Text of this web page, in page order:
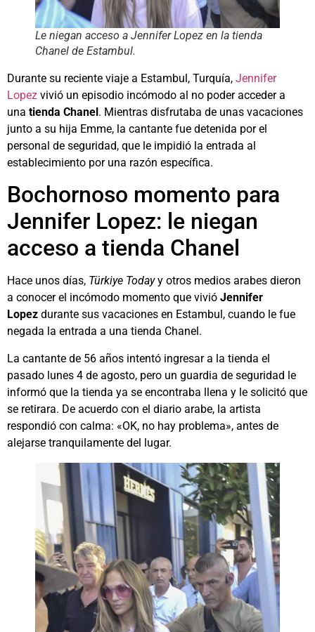
Le niegan acceso a Jennifer Lopez en la tienda
Chanel de Estambul.
Durante su reciente viaje a Estambul, Turquía, Jennifer
Lopez vivió un episodio incómodo al no poder acceder a
una tienda Chanel. Mientras disfrutaba de unas vacaciones
junto a su hija Emme, la cantante fue detenida por el
personal de seguridad, que le impidió la entrada al
establecimiento por una razón específica.
Bochornoso momento para
Jennifer Lopez: le niegan
acceso a tienda Chanel
Hace unos días, Türkiye Todayy otros medios arabes dieron
a conocer el incómodo momento que vivió Jennifer
Lopez durante sus vacaciones en Estambul, cuando le fue
negada la entrada a una tienda Chanel.
La cantante de 56 años intentó ingresar a la tienda el
pasado lunes 4 de agosto, pero un guardia de seguridad le
informó que la tienda ya se encontraba llena y le solicitó que
se retirara. De acuerdo con el diario arabe, la artista
respondió con calma: «OK, no hay problema», antes de
alejarse tranquilamente del lugar.